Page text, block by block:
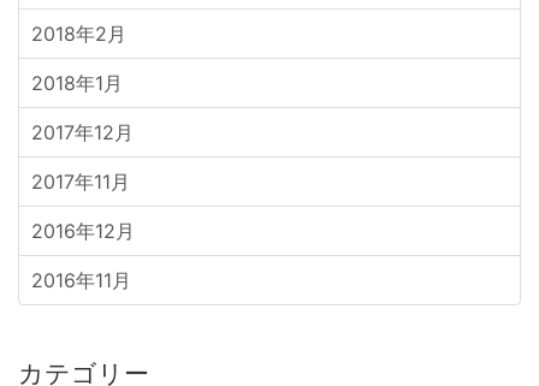
2018年2月
2018年1月
2017年12月
2017年11月
2016年12月
2016年11月
カテゴリー